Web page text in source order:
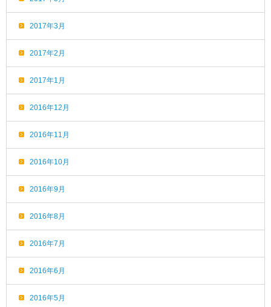
2017年3月
2017年2月
2017年1月
2016年12月
2016年11月
2016年10月
2016年9月
2016年8月
2016年7月
2016年6月
2016年5月